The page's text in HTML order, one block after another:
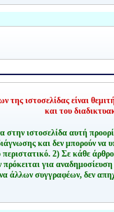
ιστοσελίδας είναι
και του
στην ιστοσελίδα αυτή
και δεν μπορούν
2) Σε κάθε
για
άλλων συγγραφέων, δεν